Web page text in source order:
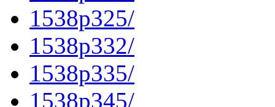
1538p325/
1538p332/
1538p335/
1538p345/